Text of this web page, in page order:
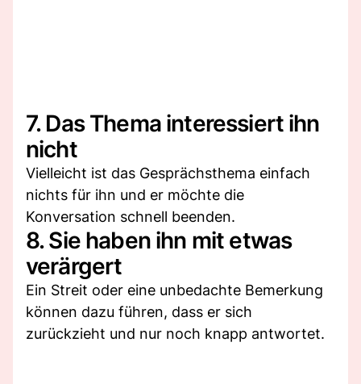
7. Das Thema interessiert ihn
nicht
Vielleicht ist das Gesprächsthema einfach
nichts für ihn und er möchte die
Konversation schnell beenden.
8. Sie haben ihn mit etwas
verärgert
Ein Streit oder eine unbedachte Bemerkung
können dazu führen, dass er sich
zurückzieht und nur noch knapp antwortet.